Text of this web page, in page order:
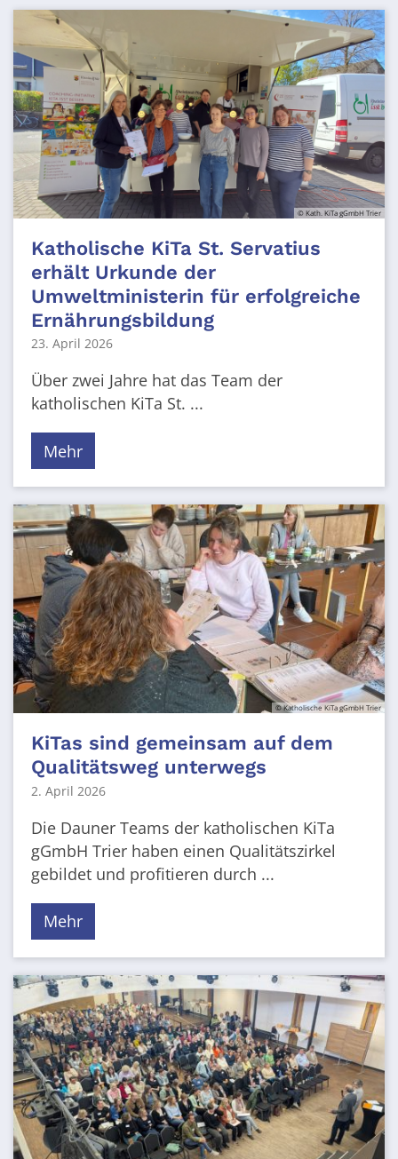
© Kath. KiTa gGmbH Trier
Katholische KiTa St. Servatius
erhält Urkunde der
Umweltministerin für erfolgreiche
Ernährungsbildung
23. April 2026
Über zwei Jahre hat das Team der
katholischen KiTa St. ...
Mehr
© Katholische KiTa gGmbH Trier
KiTas sind gemeinsam auf dem
Qualitätsweg unterwegs
2. April 2026
Die Dauner Teams der katholischen KiTa
gGmbH Trier haben einen Qualitätszirkel
gebildet und profitieren durch ...
Mehr